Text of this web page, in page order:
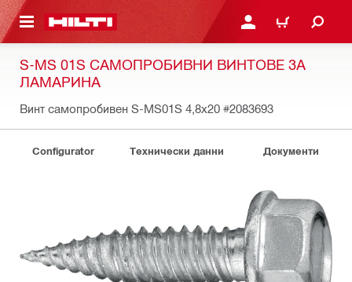
СЪДЪРЖАНИЕ ВЛЕЗ ИЛИ СЕ
КОЛИЧКА
S-MS 01S САМОПРОБИВНИ ВИНТОВЕ ЗА
ЛАМАРИНА
Винт самопробивен S-MS01S 4,8x20 #2083693
Configurator Технически данни Документи